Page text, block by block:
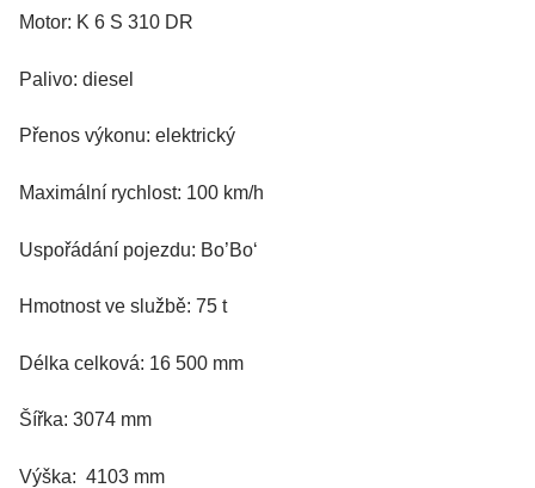
Motor: K 6 S 310 DR
Palivo: diesel
Přenos výkonu: elektrický
Maximální rychlost: 100 km/h
Uspořádání pojezdu: Bo’Bo‘
Hmotnost ve službě: 75 t
Délka celková: 16 500 mm
Šířka: 3074 mm
Výška: 4103 mm